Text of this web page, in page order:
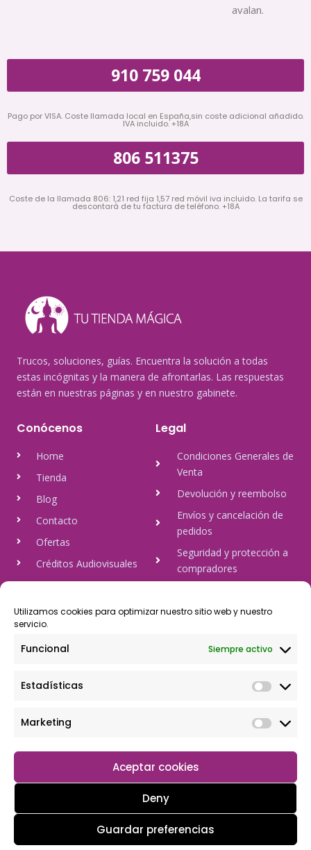
Utilizamos cookies para optimizar nuestro sitio web y nuestro
servicio.
Funcional Siempre activo
Estadísticas
Marketing
Aceptar cookies
Deny
Guardar preferencias
avalan.
910 759 044
Pago por VISA. Coste llamada local en España,sin coste adicional añadido.
IVA incluido. +18A
806 511375
Coste de la llamada 806: 1,21 red fija 1,57 red móvil iva incluido. La tarifa se
descontará de tu factura de teléfono. +18A
Trucos, soluciones, guías. Encuentra la solución a todas
estas incógnitas y la manera de afrontarlas. Las respuestas
están en nuestras páginas y en nuestro gabinete.
Conócenos
Home
Tienda
Blog
Contacto
Ofertas
Créditos Audiovisuales
tulineamagica.com
Legal
Condiciones Generales de
Venta
Devolución y reembolso
Envíos y cancelación de
pedidos
Seguridad y protección a
compradores
Política de cookies
Copyright © 2026 Tu tienda magica